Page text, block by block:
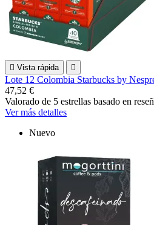
 Vista rápida 
Lote 12 Colombia Starbucks by
47,52 €
Valorado de 5 estrellas basado en
Ver más detalles
Nuevo